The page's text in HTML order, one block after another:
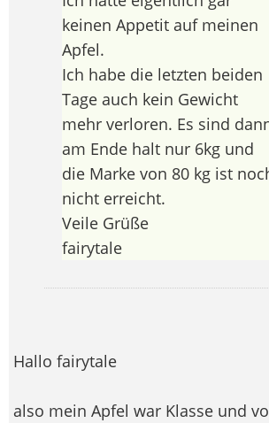
keinen Appetit auf meinen
Apfel.
Ich habe die letzten beiden
Tage auch kein Gewicht
mehr verloren. Es sind
am Ende halt nur 6kg und
die Marke von 80 kg ist
nicht erreicht.
Veile Grüße
fairytale
Hallo fairytale
also mein Apfel war Klasse und